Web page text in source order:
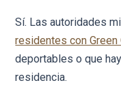
Sí. Las autoridades
residentes con Green
deportables o que
residencia.